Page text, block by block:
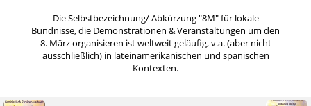
Die Selbstbezeichnung/ Abkürzung "8M" für lokale
Bündnisse, die Demonstrationen & Veranstaltungen um den
8. März organisieren ist weltweit geläufig, v.a. (aber nicht
ausschließlich) in lateinamerikanischen und spanischen
Kontexten.